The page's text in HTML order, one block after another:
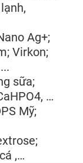
Ag+;
Virkon;
sữa;
…
Mỹ;
,…